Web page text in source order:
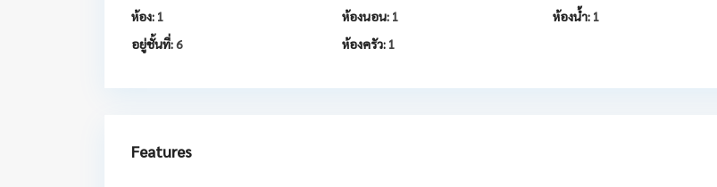
ห้อง: 1 ห้องนอน: 1 ห้องน้ำ: 1
อยู่ชั้นที่:6 ห้องครัว: 1
Features